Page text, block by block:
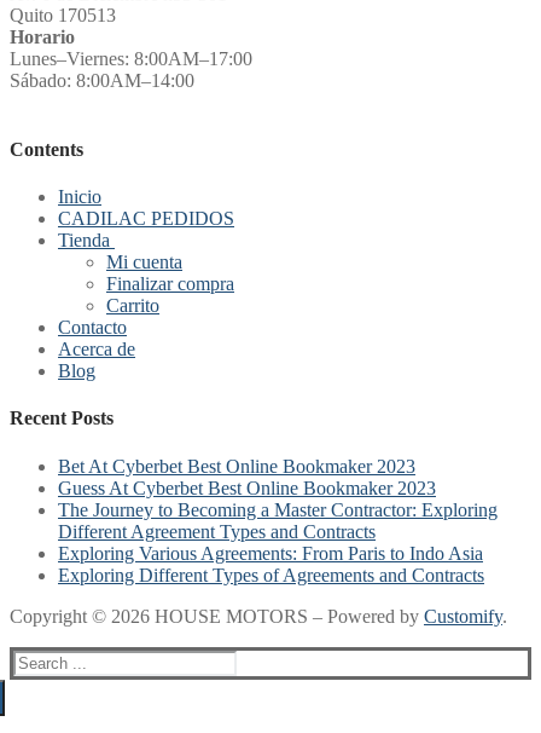
Quito 170513
Horario
Lunes–Viernes: 8:00AM–17:00
Sábado: 8:00AM–14:00
Contents
Inicio
CADILAC PEDIDOS
Tienda
Mi cuenta
Finalizar compra
Carrito
Contacto
Acerca de
Blog
Recent Posts
Bet At Cyberbet Best Online Bookmaker 2023
Guess At Cyberbet Best Online Bookmaker 2023
The Journey to Becoming a Master Contractor: Exploring
Different Agreement Types and Contracts
Exploring Various Agreements: From Paris to Indo Asia
Exploring Different Types of Agreements and Contracts
Copyright © 2026 HOUSE MOTORS – Powered by Customify.
Search
for: